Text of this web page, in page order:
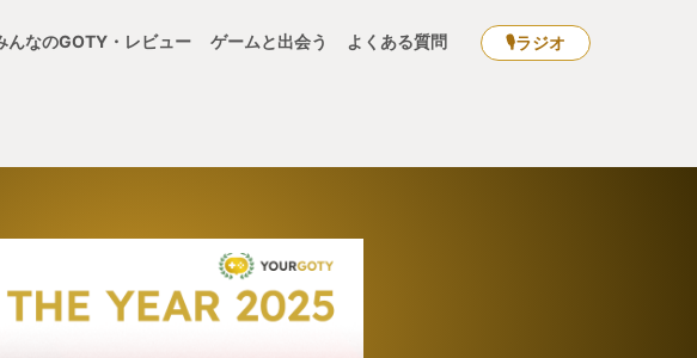
んなのGOTY・レビュー ゲームと出会う よくある質問 🎙ラジオ